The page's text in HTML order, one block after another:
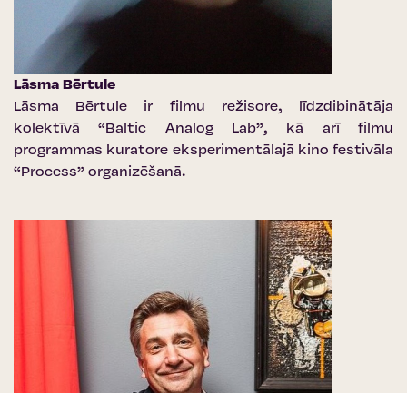
Lāsma Bērtule
Lāsma Bērtule ir filmu režisore, līdzdibinātāja
kolektīvā “Baltic Analog Lab”, kā arī filmu
programmas kuratore eksperimentālajā kino festivāla
“Process” organizēšanā.